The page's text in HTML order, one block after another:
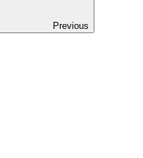
Previous